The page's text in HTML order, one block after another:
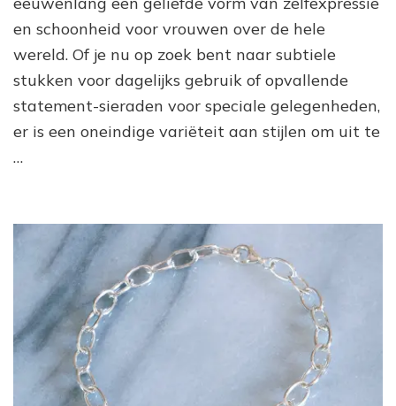
en schoonheid voor vrouwen over de hele
wereld. Of je nu op zoek bent naar subtiele
stukken voor dagelijks gebruik of opvallende
statement-sieraden voor speciale gelegenheden,
er is een oneindige variëteit aan stijlen om uit te
…